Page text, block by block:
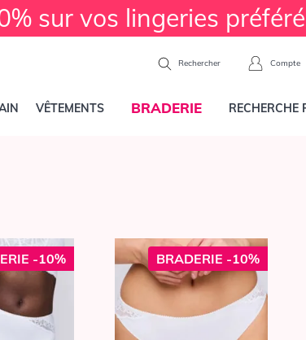
sur vos lingeries
Rechercher Compte
VÊTEMENTS BRADERIE RECHERCHE
-10% BRADERIE -10%